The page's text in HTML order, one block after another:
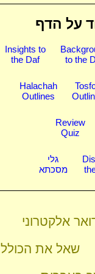
על הדף
Insights to
the Daf
to the
Halachah
Outlines
Review
Quiz
גלי
מסכתא
אלקטרוני
שאל את הכולל